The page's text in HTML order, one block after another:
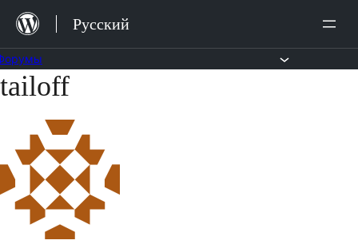
Перейти
содержимому
Русский
Перейти
содержимому
tailoff